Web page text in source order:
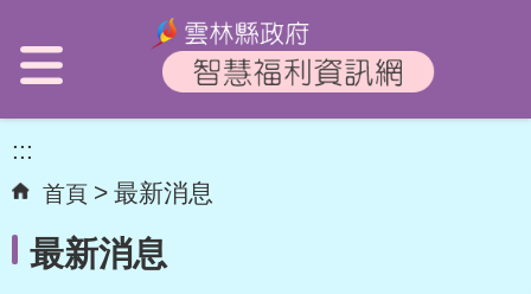
:::
首頁 最新消息
最新消息